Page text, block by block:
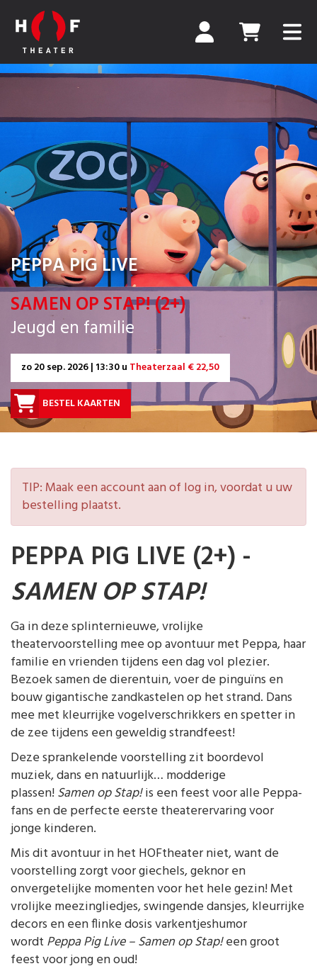
PEPPA PIG LIVE
SAMEN OP STAP! (2+)
Jeugd en familie
zo20 sep. 2026 | 13:30 u Theaterzaal € 22,50
BESTEL KAARTEN
TIP: Maak een account aan of log in, voordat u uw
bestelling plaatst.
PEPPA PIG LIVE (2+) -
SAMEN OP STAP!
Ga in deze splinternieuwe, vrolijke
theatervoorstelling mee op avontuur met Peppa, haar
familie en vrienden tijdens een dag vol plezier.
Bezoek samen de dierentuin, voer de pinguïns en
bouw gigantische zandkastelen op het strand. Dans
mee met kleurrijke vogelverschrikkers en spetter in
de zee tijdens een geweldig strandfeest!
Deze sprankelende voorstelling zit boordevol
muziek, dans en natuurlijk… modderige
plassen!Samen op Stap!is een feest voor alle Peppa-
fans en de perfecte eerste theaterervaring voor
jonge kinderen.
Mis dit avontuur in het HOFtheater niet, want de
voorstelling zorgt voor giechels, geknor en
onvergetelijke momenten voor het hele gezin! Met
vrolijke meezingliedjes, swingende dansjes, kleurrijke
decors en een flinke dosis varkentjeshumor
wordt Peppa Pig Live – Samen op Stap!een groot
feest voor jong en oud!